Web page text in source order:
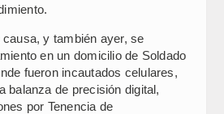
y también ayer, se
en un domicilio de Soldado
fueron incautados celulares,
balanza de precisión digital,
por Tenencia de